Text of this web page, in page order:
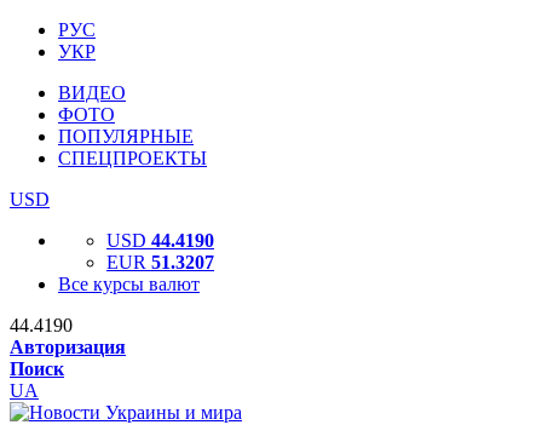
РУС
УКР
ВИДЕО
ФОТО
ПОПУЛЯРНЫЕ
СПЕЦПРОЕКТЫ
USD
USD 44.4190
EUR 51.3207
Все курсы валют
44.4190
Авторизация
Поиск
UA